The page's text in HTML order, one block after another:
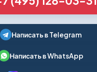
Написать в Telegram
Написать в WhatsApp